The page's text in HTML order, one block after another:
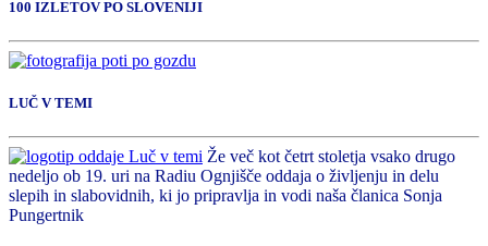
100 IZLETOV PO SLOVENIJI
LUČ V TEMI
Že več kot četrt stoletja vsako drugo
nedeljo ob 19. uri na Radiu Ognjišče oddaja o življenju in delu
slepih in slabovidnih, ki jo pripravlja in vodi naša članica Sonja
Pungertnik